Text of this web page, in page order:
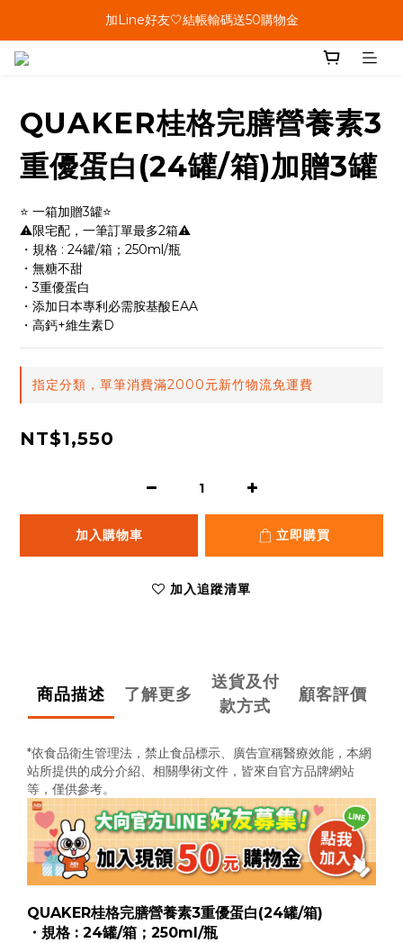
單筆結帳金額滿899🤍超取/郵寄免運費
加Line好友🤍結帳輸碼送50購物金
QUAKER桂格完膳營養素3
重優蛋白(24罐/箱)加贈3罐
⭐ 一箱加贈3罐⭐
⚠️限宅配，一筆訂單最多2箱⚠️
・規格 : 24罐/箱；250ml/瓶
・無糖不甜
・3重優蛋白
・添加日本專利必需胺基酸EAA
・高鈣+維生素D
指定分類，單筆消費滿2000元新竹物流免運費
NT$1,550
加入購物車 立即購買
加入追蹤清單
商品描述 了解更多
送貨及付
款方式
顧客評價
*依食品衛生管理法，禁止食品標示、廣告宣稱醫療效能， 本網
站所提供的成分介紹、相關學術文件， 皆來自官方品牌網站
等，僅供參考。
QUAKER桂格完膳營養素3重優蛋白(24罐/箱)
・規格 : 24罐/箱；250ml/瓶